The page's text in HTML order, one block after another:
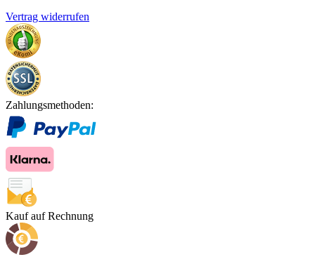
Vertrag widerrufen
Zahlungsmethoden:
Kauf auf Rechnung